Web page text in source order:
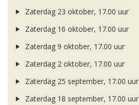
Zaterdag 23 oktober, 17.00 uur
Zaterdag 16 oktober, 17.00 uur
Zaterdag 9 oktober, 17.00 uur
Zaterdag 2 oktober, 17.00 uur
Zaterdag 25 september, 17.00 uur
Zaterdag 18 september, 17.00 uur